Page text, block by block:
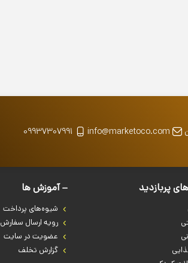
info@marketoco.com
09937307991
پربازدید آموزش ها
شیوه‌های پرداخت
رویه ارسال سفارش
عضویت در سایت
گزارش تخلف